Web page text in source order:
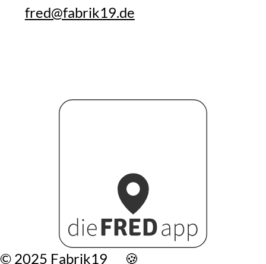
fred@fabrik19.de
©️ 2025 Fabrik19 🍪